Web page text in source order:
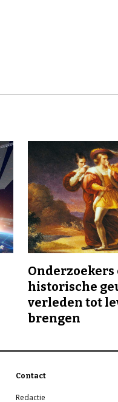
historische
verleden tot
brengen
Contact
Redactie